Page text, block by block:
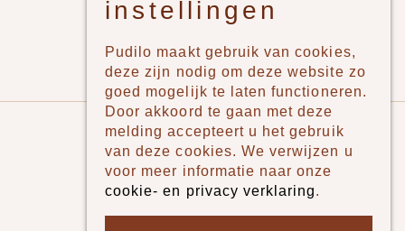
Meisjes
Merken
Pudilo
Over ons
Algemene voorwaarden
instellingen
Pudilo maakt gebruik van cookies,
deze zijn nodig om deze website zo
goed mogelijk te laten functioneren.
Door akkoord te gaan met deze
melding accepteert u het gebruik
van deze cookies. We verwijzen u
voor meer informatie naar onze
cookie- en privacy verklaring.